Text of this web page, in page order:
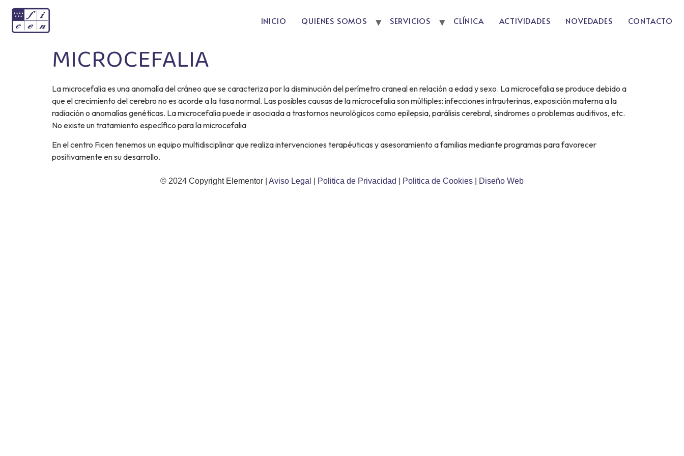
INICIO QUIENES SOMOS SERVICIOS CLÍNICA ACTIVIDADES NOVEDADES CONTACTO
MICROCEFALIA
La microcefalia es una anomalía del cráneo que se caracteriza por la disminución del perímetro craneal en relación a edad y sexo. La microcefalia se produce debido a
que el crecimiento del cerebro no es acorde a la tasa normal. Las posibles causas de la microcefalia son múltiples: infecciones intrauterinas, exposición materna a la
radiación o anomalías genéticas. La microcefalia puede ir asociada a trastornos neurológicos como epilepsia, parálisis cerebral, síndromes o problemas auditivos, etc.
No existe un tratamiento específico para la microcefalia
En el centro Ficen tenemos un equipo multidisciplinar que realiza intervenciones terapéuticas y asesoramiento a familias mediante programas para favorecer
positivamente en su desarrollo.
© 2024 Copyright Elementor | Aviso Legal Politica de Privacidad Politica de Cookies Diseño Web